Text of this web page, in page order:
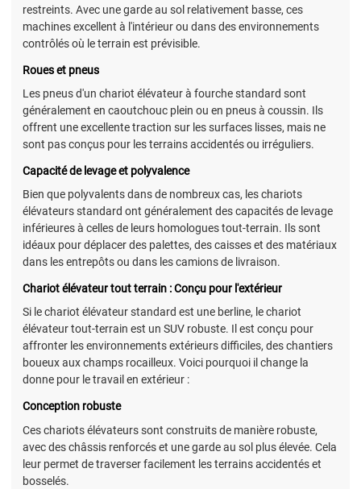
restreints. Avec une garde au sol relativement basse, ces
machines excellent à l'intérieur ou dans des environnements
contrôlés où le terrain est prévisible.
Roues et pneus
Les pneus d'un chariot élévateur à fourche standard sont
généralement en caoutchouc plein ou en pneus à coussin. Ils
offrent une excellente traction sur les surfaces lisses, mais ne
sont pas conçus pour les terrains accidentés ou irréguliers.
Capacité de levage et polyvalence
Bien que polyvalents dans de nombreux cas, les chariots
élévateurs standard ont généralement des capacités de levage
inférieures à celles de leurs homologues tout-terrain. Ils sont
idéaux pour déplacer des palettes, des caisses et des matériaux
dans les entrepôts ou dans les camions de livraison.
Chariot élévateur tout terrain : Conçu pour l'extérieur
Si le chariot élévateur standard est une berline, le chariot
élévateur tout-terrain est un SUV robuste. Il est conçu pour
affronter les environnements extérieurs difficiles, des chantiers
boueux aux champs rocailleux. Voici pourquoi il change la
donne pour le travail en extérieur :
Conception robuste
Ces chariots élévateurs sont construits de manière robuste,
avec des châssis renforcés et une garde au sol plus élevée. Cela
leur permet de traverser facilement les terrains accidentés et
bosselés.